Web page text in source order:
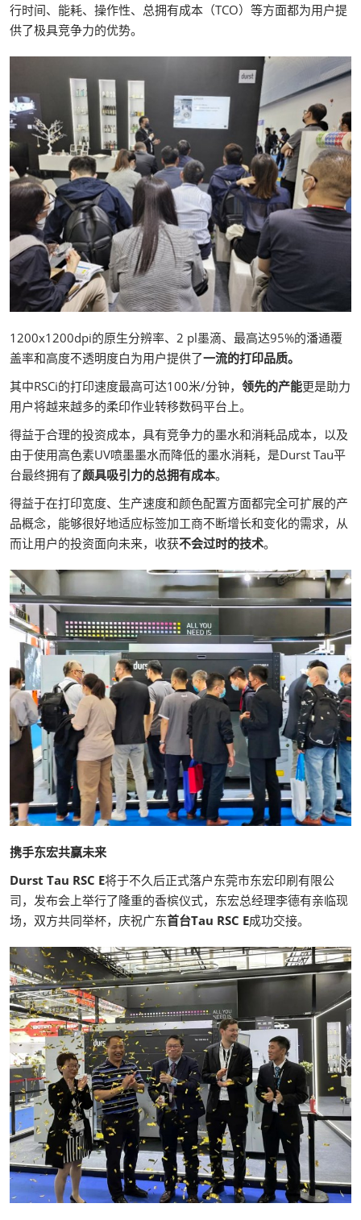
行时间、能耗、操作性、总拥有成本（TCO）等方面都为用户提
供了极具竞争力的优势。
1200x1200dpi的原生分辨率、2 pl墨滴、最高达95%的潘通覆
盖率和高度不透明度白为用户提供了一流的打印品质。
其中RSCi的打印速度最高可达100米/分钟， 领先的产能更是助力
用户将越来越多的柔印作业转移数码平台上。
得益于合理的投资成本，具有竞争力的墨水和消耗品成本，以及
由于使用高色素UV喷墨墨水而降低的墨水消耗，是Durst Tau平
台最终拥有了颇具吸引力的总拥有成本。
得益于在打印宽度、生产速度和颜色配置方面都完全可扩展的产
品概念，能够很好地适应标签加工商不断增长和变化的需求，从
而让用户的投资面向未来，收获不会过时的技术。
携手东宏共赢未来
Durst Tau RSC E将于不久后正式落户东莞市东宏印刷有限公
司，发布会上举行了隆重的香槟仪式，东宏总经理李德有亲临现
场，双方共同举杯，庆祝广东首台Tau RSC E成功交接。